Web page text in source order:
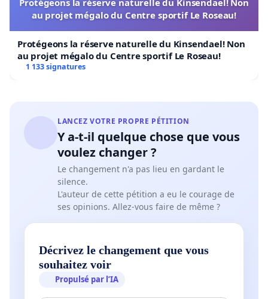
au projet mégalo du Centre sportif Le Roseau!
Protégeons la réserve naturelle du Kinsendael! Non
au projet mégalo du Centre sportif Le Roseau!
1 133 signatures
LANCEZ VOTRE PROPRE PÉTITION
Y a-t-il quelque chose que vous
voulez changer ?
Le changement n'a pas lieu en gardant le
silence.
L'auteur de cette pétition a eu le courage de
ses opinions. Allez-vous faire de même ?
Décrivez le changement que vous
souhaitez voir
Propulsé par l’IA